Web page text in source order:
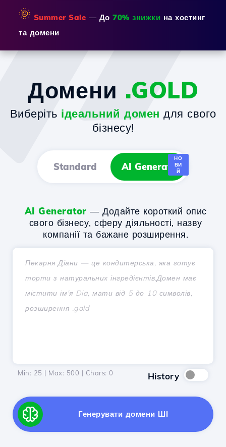
🌞 Summer Sale — До 70% знижки на хостинг
та домени
Домени .GOLD
Виберіть ідеальний домен для свого
бізнесу!
Standard AI Generator
НО
ВИ
Й
AI Generator — Додайте короткий опис
свого бізнесу, сферу діяльності, назву
компанії та бажане розширення.
Min: 25 | Max: 500 | Chars: 0 History
Генерувати домени ШІ